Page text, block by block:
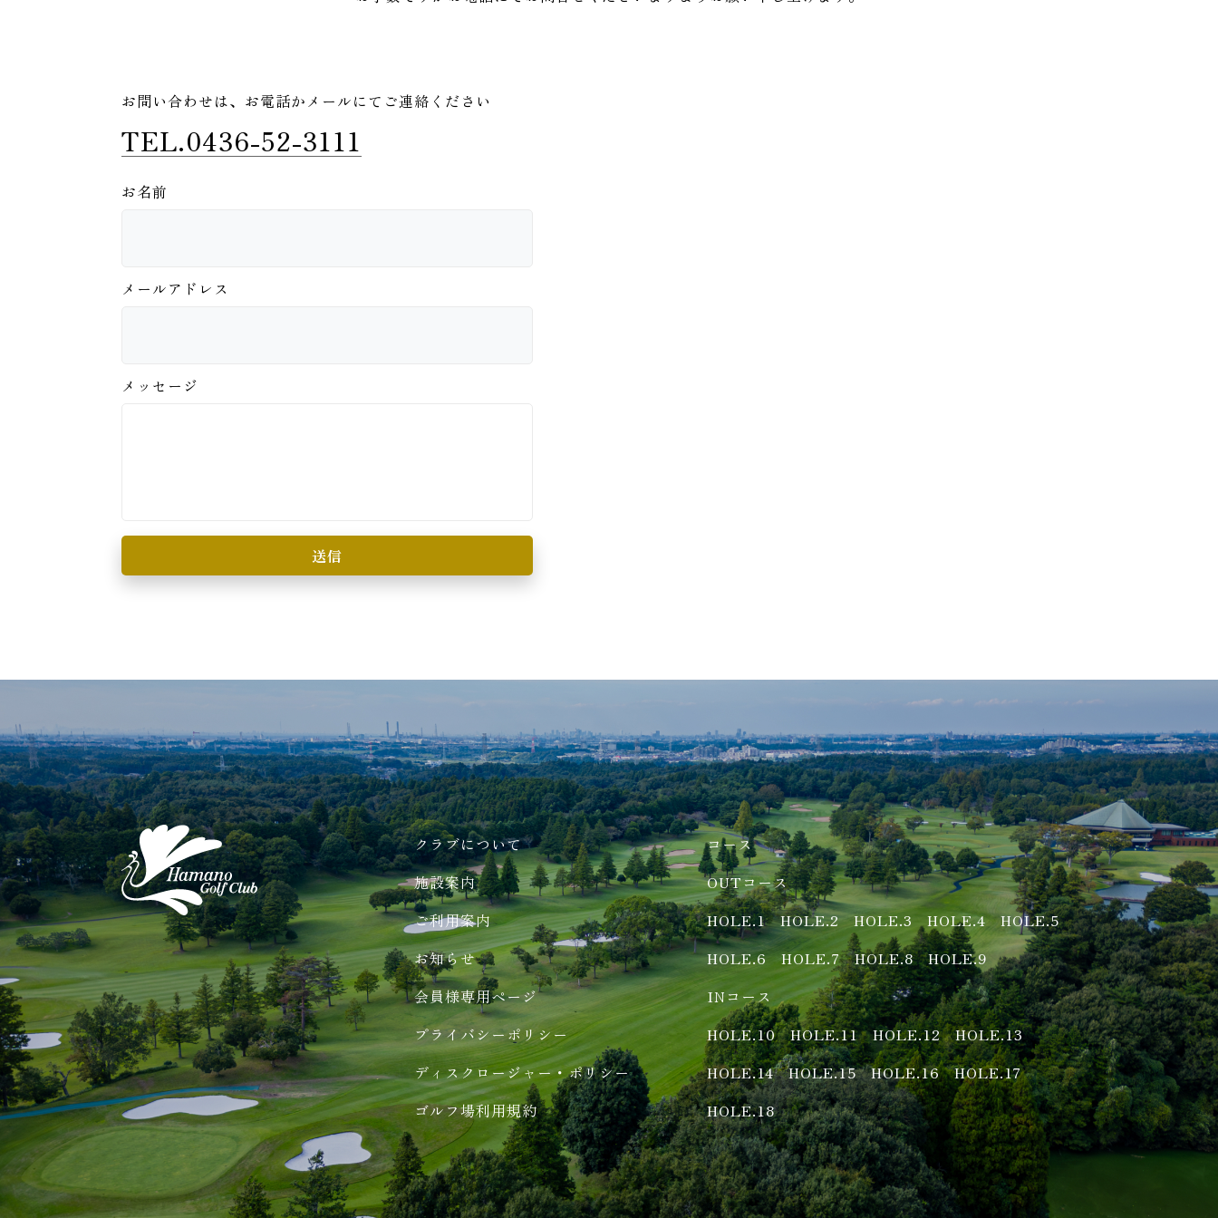
お問い合わせは、 お電話かメールにてご連絡ください
TEL.0436-52-3111
お名前
メールアドレス
メッセージ
クラブについて
施設案内
ご利用案内
お知らせ
会員様専用ページ
プライバシーポリシー
ディスクロージャー・ポリシー
ゴルフ場利用規約
コース
OUTコース
HOLE.1
HOLE.2 HOLE.3 HOLE.4
HOLE.5
HOLE.6
HOLE.7 HOLE.8
HOLE.9
INコース
HOLE.10
HOLE.11 HOLE.12
HOLE.13
HOLE.14
HOLE.15 HOLE.16
HOLE.17
HOLE.18